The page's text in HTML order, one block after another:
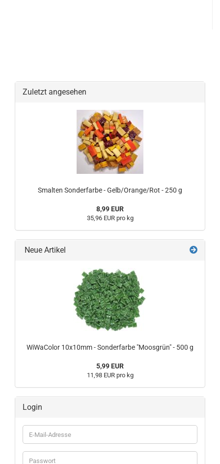
Zuletzt angesehen
Smalten Sonderfarbe - Gelb/Orange/Rot - 250 g
8,99 EUR
35,96 EUR pro kg
Neue Artikel
WiWaColor 10x10mm - Sonderfarbe "Moosgrün" - 500 g
5,99 EUR
11,98 EUR pro kg
Login
E-
Mail-
Adresse
Passwort